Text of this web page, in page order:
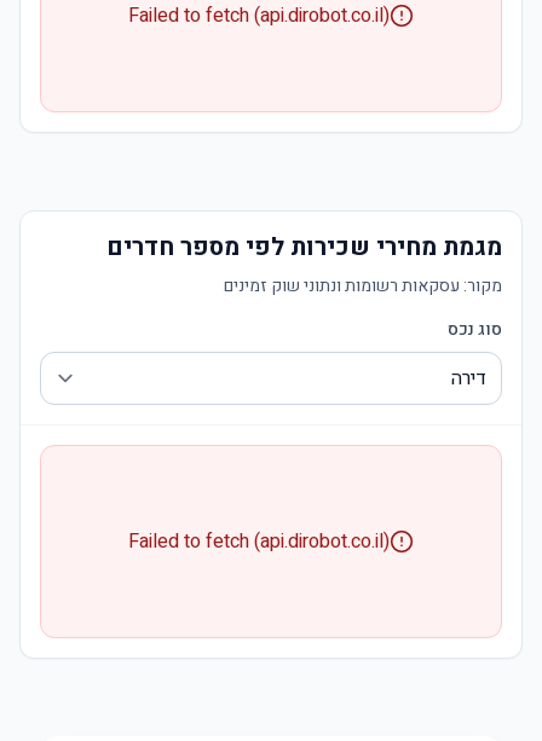
Failed to fetch (api.dirobot.co.il)
מגמת מחירי שכירות לפי מספר חדרים
מקור: עסקאות רשומות ונתוני שוק זמינים
סוג נכס
Failed to fetch (api.dirobot.co.il)